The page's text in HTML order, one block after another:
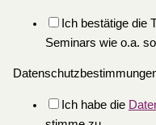
Ich bestätige die
Seminars wie o.a.
Ich habe die